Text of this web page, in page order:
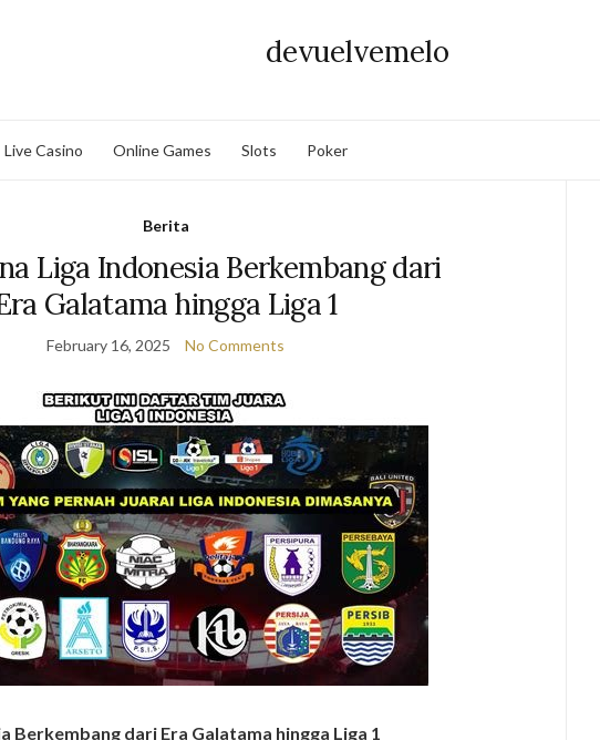
devuelvemelo
Live Casino Online Games Slots Poker
Berita
Liga Indonesia Berkembang dari
Galatama hingga Liga 1
February 16, 2025 No Comments
Berkembang dari Era Galatama hingga Liga 1